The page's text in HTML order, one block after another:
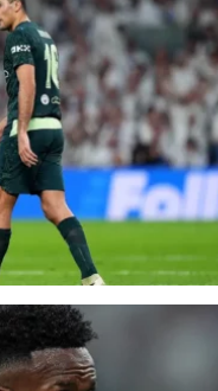
Real Madrid
du 5 août
que ce soit
jusqu'en 2032 !